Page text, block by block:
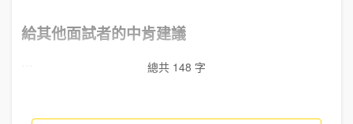
給其他面試者的中肯建議
總共 148 字